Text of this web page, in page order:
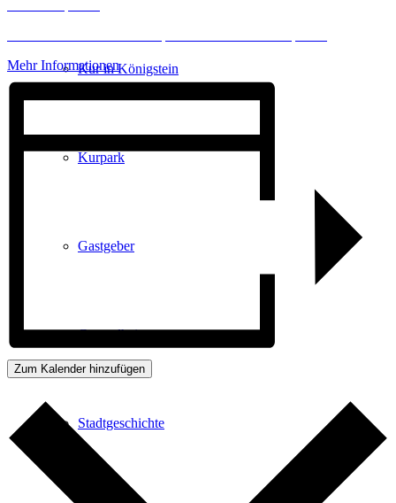
Kur in Königstein
Kurpark
Gastgeber
Gesundheit
Stadtgeschichte
Mehr Informationen
Zum Kalender hinzufügen